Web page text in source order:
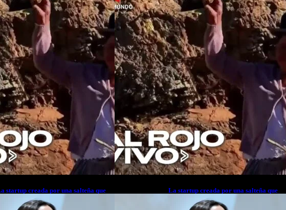
startup creada por una salteña que
resolver el estrés financiero en
La startup creada por una salteña que
busca resolver el estrés financiero en
Latinoamérica